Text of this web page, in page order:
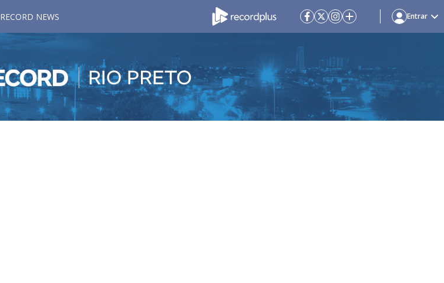
RECORD NEWS Entrar